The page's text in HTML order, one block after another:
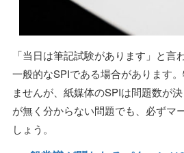
「当日は筆記試験があります」と言
一般的なSPIである場合があります
ませんが、紙媒体のSPIは問題数が
が無く分からない問題でも、必ずマ
しょう。